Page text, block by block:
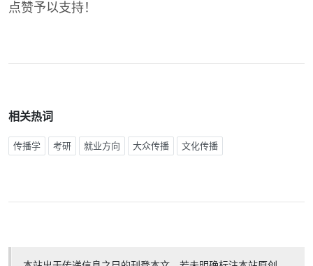
点赞予以支持！
相关热词
传播学 考研 就业方向 大众传播 文化传播